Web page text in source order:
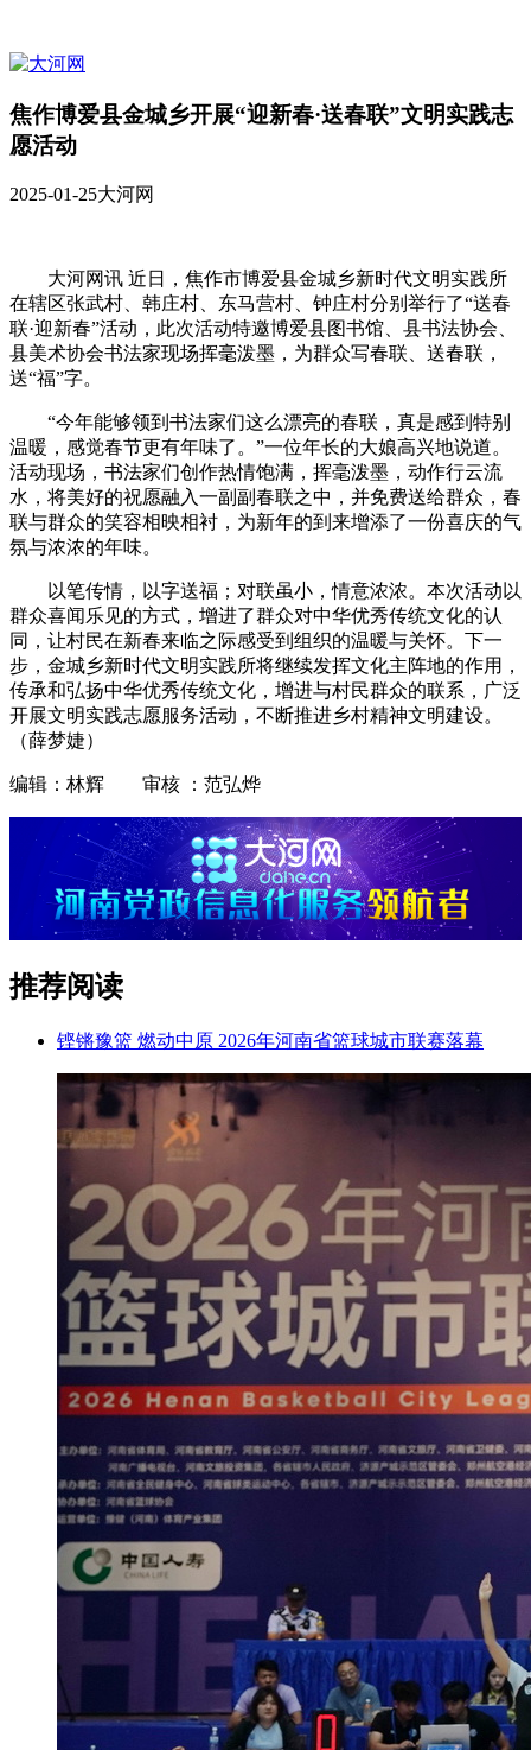
焦作博爱县金城乡开展“迎新春·送春联”文明实践志
愿活动
2025-01-25大河网
大河网讯 近日，焦作市博爱县金城乡新时代文明实践所
在辖区张武村、韩庄村、东马营村、钟庄村分别举行了“送春
联·迎新春”活动，此次活动特邀博爱县图书馆、县书法协会、
县美术协会书法家现场挥毫泼墨，为群众写春联、送春联，
送“福”字。
“今年能够领到书法家们这么漂亮的春联，真是感到特别
温暖，感觉春节更有年味了。”一位年长的大娘高兴地说道。
活动现场，书法家们创作热情饱满，挥毫泼墨，动作行云流
水，将美好的祝愿融入一副副春联之中，并免费送给群众，春
联与群众的笑容相映相衬，为新年的到来增添了一份喜庆的气
氛与浓浓的年味。
以笔传情，以字送福；对联虽小，情意浓浓。本次活动以
群众喜闻乐见的方式，增进了群众对中华优秀传统文化的认
同，让村民在新春来临之际感受到组织的温暖与关怀。下一
步，金城乡新时代文明实践所将继续发挥文化主阵地的作用，
传承和弘扬中华优秀传统文化，增进与村民群众的联系，广泛
开展文明实践志愿服务活动，不断推进乡村精神文明建设。
（薛梦婕）
编辑：林辉 审核 ：范弘烨
推荐阅读
铿锵豫篮 燃动中原 2026年河南省篮球城市联赛落幕